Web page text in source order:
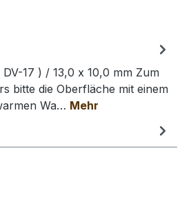
17 ) / 13,0 x 10,0 mm Zum
bitte die Oberfläche mit einem
Wa… Mehr